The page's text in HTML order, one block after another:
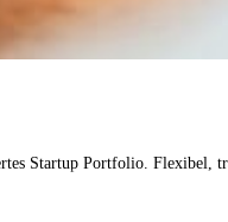
Startup Portfolio. Flexibel,